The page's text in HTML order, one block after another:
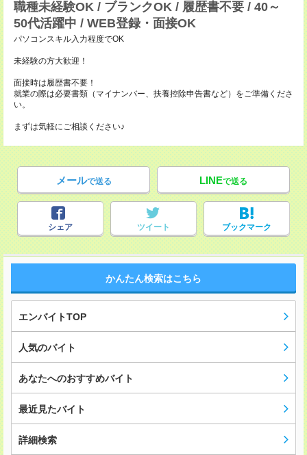
職種未経験OK / ブランクOK / 履歴書不要 / 40～
50代活躍中 / WEB登録・面接OK
パソコンスキル入力程度でOK
未経験の方大歓迎！
面接時は履歴書不要！
就業の際は必要書類（マイナンバー、扶養控除申告書など）をご準備くださ
い。
まずは気軽にご相談ください♪
メールで送る LINEで送る
シェア ツイート ブックマーク
かんたん検索はこちら
エンバイトTOP
人気のバイト
あなたへのおすすめバイト
最近見たバイト
詳細検索